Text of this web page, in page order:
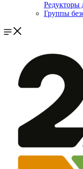
Редукторы
Группы